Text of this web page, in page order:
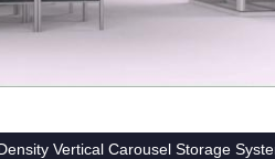
Vertical Carousel Storage